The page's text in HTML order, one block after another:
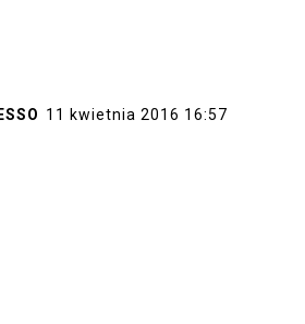
11 kwietnia 2016 16:57